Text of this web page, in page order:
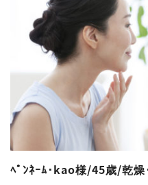
ﾍﾟﾝﾈｰﾑ･kao様/45歳/乾